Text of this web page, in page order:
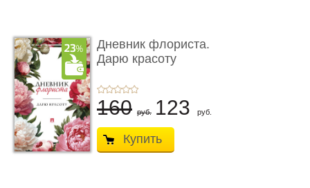
Дневник флориста.
Дарю красоту
160 руб. 123 руб.
Купить